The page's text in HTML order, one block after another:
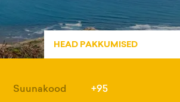
HEAD PAKKUMISED
Suunakood
+95